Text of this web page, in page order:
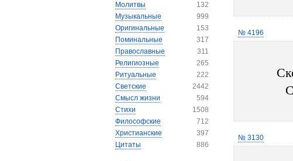
Молитвы
132
Музыкальные
999
Оригинальные
153
Поминальные
317
Православные
311
Религиозные
265
Ритуальные
222
Светские
2442
Смысл жизни
594
Стихи
1508
Философские
712
Христианские
397
Цитаты
886
№ 4196
№ 3130